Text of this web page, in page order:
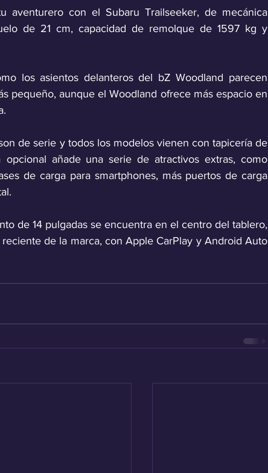
aventurero con el Subaru Trailseeker, de mecánica
de 21 cm, capacidad de remolque de 1597 kg y
los asientos delanteros del bZ Woodland parecen
pequeño, aunque el Woodland ofrece más espacio en
de serie y todos los modelos vienen con tapicería de
añade una serie de atractivos extras, como
de carga para smartphones, más puertos de carga
de 14 pulgadas se encuentra en el centro del tablero,
de la marca, con Apple CarPlay y Android Auto